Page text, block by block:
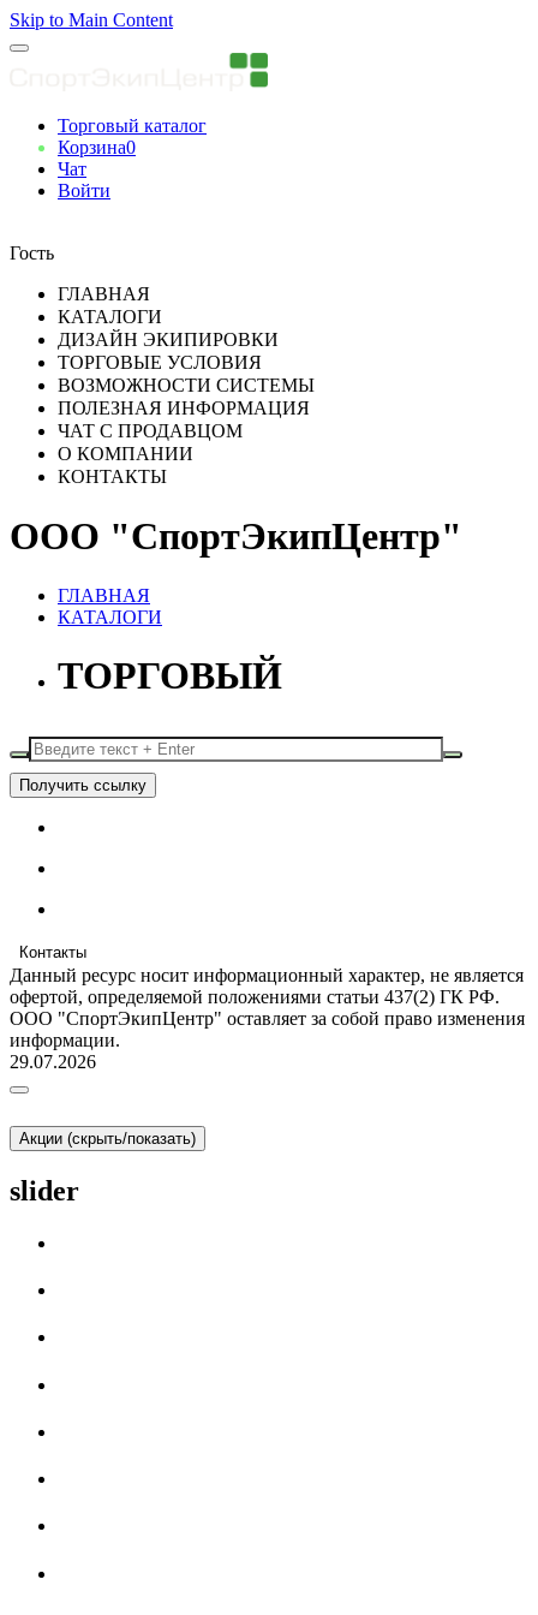
Skip to Main Content
Торговый каталог
Корзина0
Чат
Войти
Гость
ГЛАВНАЯ
КАТАЛОГИ
ДИЗАЙН ЭКИПИРОВКИ
ТОРГОВЫЕ УСЛОВИЯ
ВОЗМОЖНОСТИ СИСТЕМЫ
ПОЛЕЗНАЯ ИНФОРМАЦИЯ
ЧАТ С ПРОДАВЦОМ
О КОМПАНИИ
КОНТАКТЫ
ООО "СпортЭкипЦентр"
ГЛАВНАЯ
КАТАЛОГИ
ТОРГОВЫЙ
Получить ссылку
Контакты
Данный ресурс носит информационный характер, не является
офертой, определяемой положениями статьи 437(2) ГК РФ.
ООО "СпортЭкипЦентр" оставляет за собой право изменения
информации.
29.07.2026
Акции (скрыть/показать)
slider